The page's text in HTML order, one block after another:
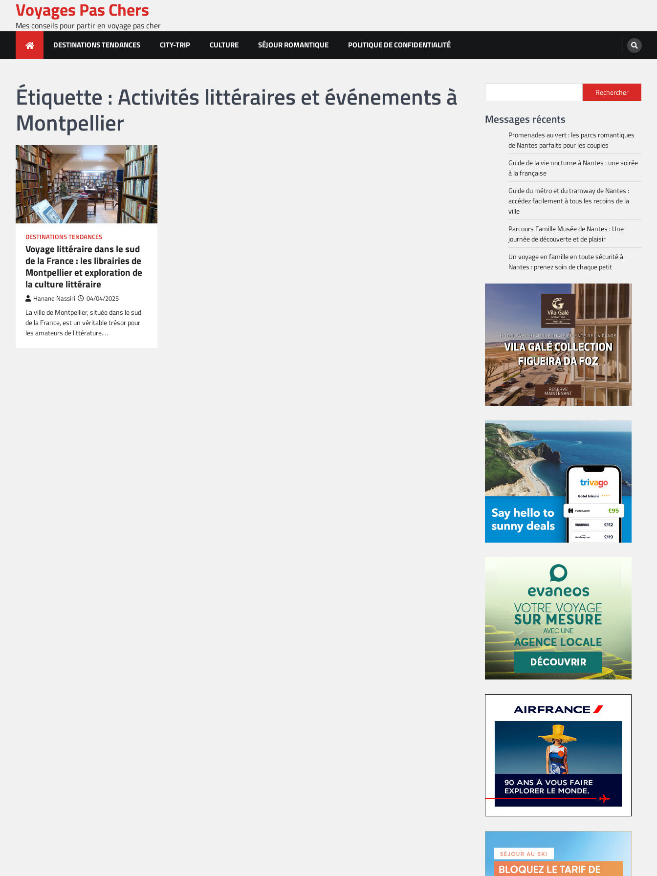
content
Voyages Pas Chers
Mes conseils pour partir en voyage pas cher
DESTINATIONS TENDANCES CITY-TRIP CULTURE SÉJOUR ROMANTIQUE POLITIQUE DE CONFIDENTIALITÉ
Étiquette : Activités littéraires et événements à
Montpellier
DESTINATIONS TENDANCES
Voyage littéraire dans le sud
de la France : les librairies de
Montpellier et exploration de
la culture littéraire
Hanane Nassiri 04/04/2025
La ville de Montpellier, située dans le sud
de la France, est un véritable trésor pour
les amateurs de littérature.…
Rechercher
Messages récents
Promenades au vert : les parcs romantiques
de Nantes parfaits pour les couples
Guide de la vie nocturne à Nantes : une soirée
à la française
Guide du métro et du tramway de Nantes :
accédez facilement à tous les recoins de la
ville
Parcours Famille Musée de Nantes : Une
journée de découverte et de plaisir
Un voyage en famille en toute sécurité à
Nantes : prenez soin de chaque petit